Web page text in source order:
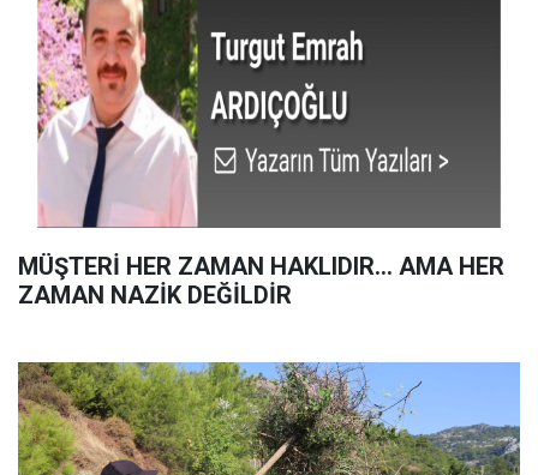
MÜŞTERİ HER ZAMAN HAKLIDIR… AMA HER
ZAMAN NAZİK DEĞİLDİR